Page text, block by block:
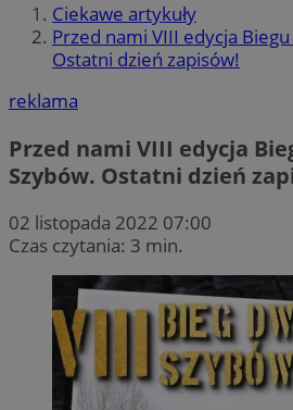
Ciekawe artykuły
Przed nami VIII edycja
Ostatni dzień zapisów!
reklama
Przed nami VIII edycja
Szybów. Ostatni dzień
02 listopada 2022 07:00
Czas czytania: 3 min.